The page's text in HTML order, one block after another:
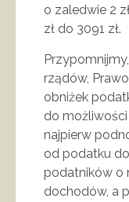
o zaledwie 2
zł do 3091 zł.
rządów,
obniżek
do
najpierw
od podatku
podatników o
dochodów, a